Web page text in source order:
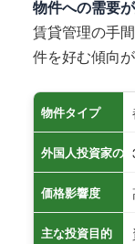
物件への需要
賃貸管理の手
件を好む傾向が
物件タイプ
外国人投資家の購
価格影響度
主な投資目的